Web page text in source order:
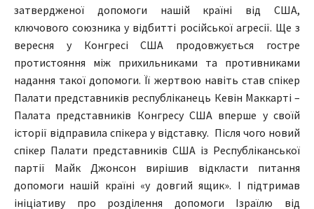
затвердженої допомоги нашій країні від США,
ключового союзника у відбитті російської агресії. Ще з
вересня у Конгресі США продовжується гостре
протистояння між прихильниками та противниками
надання такої допомоги. Її жертвою навіть став спікер
Палати представників республіканець Кевін Маккарті ­–
Палата представників Конгресу США вперше у своїй
історії відправила спікера у відставку. Після чого новий
спікер Палати представників США із Республіканської
партії Майк Джонсон вирішив відкласти питання
допомоги нашій країні «у довгий ящик». І підтримав
ініціативу про розділення допомоги Ізраїлю від